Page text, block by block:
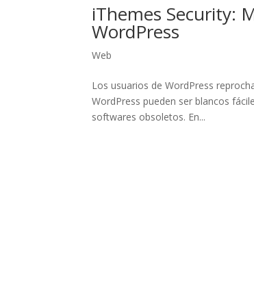
iThemes Security:
WordPress
Web
Los usuarios de WordPress
WordPress pueden ser blancos
softwares obsoletos. En...